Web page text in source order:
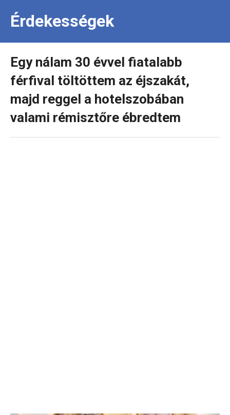
Érdekességek
Egy nálam 30 évvel fiatalabb
férfival töltöttem az éjszakát,
majd reggel a hotelszobában
valami rémisztőre ébredtem